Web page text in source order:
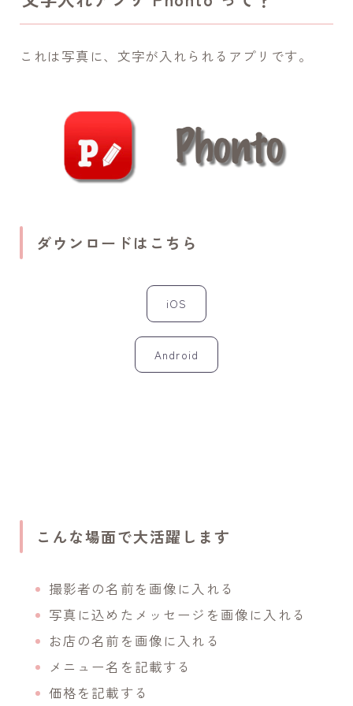
これは写真に、文字が入れられるアプリです。
ダウンロードはこちら
iOS
Android
こんな場面で大活躍します
撮影者の名前を画像に入れる
写真に込めたメッセージを画像に入れる
お店の名前を画像に入れる
メニュー名を記載する
価格を記載する